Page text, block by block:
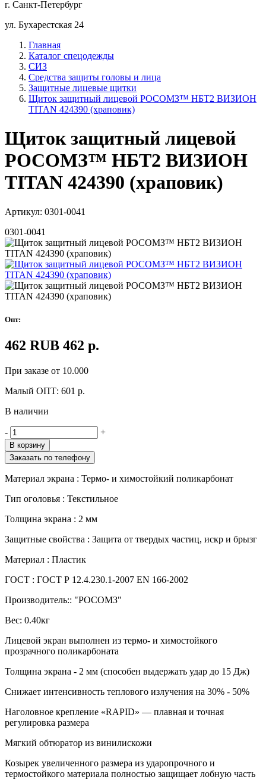
г. Санкт-Петербург
ул. Бухарестская 24
Главная
Каталог спецодежды
СИЗ
Средства защиты головы и лица
Защитные лицевые щитки
Щиток защитный лицевой РОСОМЗ™ НБТ2 ВИЗИОН
TITAN 424390 (храповик)
Щиток защитный лицевой
РОСОМЗ™ НБТ2 ВИЗИОН
TITAN 424390 (храповик)
Артикул: 0301-0041
0301-0041
Опт:
462 RUB 462 р.
При заказе от 10.000
Малый ОПТ: 601 р.
В наличии
- +
В корзину
Заказать по телефону
Материал экрана : Термо- и химостойкий поликарбонат
Тип оголовья : Текстильное
Толщина экрана : 2 мм
Защитные свойства : Защита от твердых частиц, искр и брызг
Материал : Пластик
ГОСТ : ГОСТ Р 12.4.230.1-2007 EN 166-2002
Производитель:: "РОСОМЗ"
Вес: 0.40кг
Лицевой экран выполнен из термо- и химостойкого
прозрачного поликарбоната
Толщина экрана - 2 мм (способен выдержать удар до 15 Дж)
Снижает интенсивность теплового излучения на 30% - 50%
Наголовное крепление «RAPID» — плавная и точная
регулировка размера
Мягкий обтюратор из винилискожи
Козырек увеличенного размера из ударопрочного и
термостойкого материала полностью защищает лобную часть